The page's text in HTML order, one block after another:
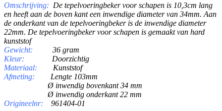
Omschrijving: De tepelvoeringbeker voor schapen is 10,3cm lang
en heeft aan de boven kant een inwendige diameter van 34mm. Aan
de onderkant van de tepelvoeringbeker is de inwendige diameter
22mm. De tepelvoeringbeker voor schapen is gemaakt van hard
kunststof
Gewicht:
36 gram
Kleur:
Doorzichtig
Materiaal:
Kunststof
Afmeting:
Lengte 103mm
Ø inwendig bovenkant 34 mm
Ø inwendig onderkant 22 mm
Origineelnr:
961404-01